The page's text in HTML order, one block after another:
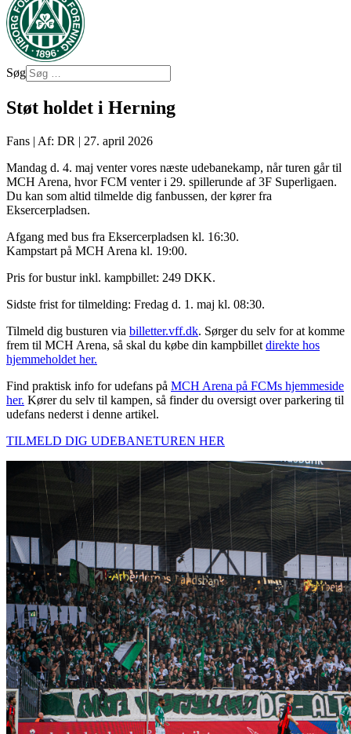
Søg
Støt holdet i Herning
Fans | Af: DR | 27. april 2026
Mandag d. 4. maj venter vores næste udebanekamp, når turen går til
MCH Arena, hvor FCM venter i 29. spillerunde af 3F Superligaen.
Du kan som altid tilmelde dig fanbussen, der kører fra
Eksercerpladsen.
Afgang med bus fra Eksercerpladsen kl. 16:30.
Kampstart på MCH Arena kl. 19:00.
Pris for bustur inkl. kampbillet: 249 DKK.
Sidste frist for tilmelding: Fredag d. 1. maj kl. 08:30.
Tilmeld dig busturen via billetter.vff.dk. Sørger du selv for at komme
frem til MCH Arena, så skal du købe din kampbillet direkte hos
hjemmeholdet her.
Find praktisk info for udefans på MCH Arena på FCMs hjemmeside
her. Kører du selv til kampen, så finder du oversigt over parkering til
udefans nederst i denne artikel.
TILMELD DIG UDEBANETUREN HER